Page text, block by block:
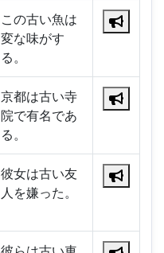
この古い魚は
変な味がす
る。
京都は古い寺
院で有名であ
る。
彼女は古い友
人を嫌った。